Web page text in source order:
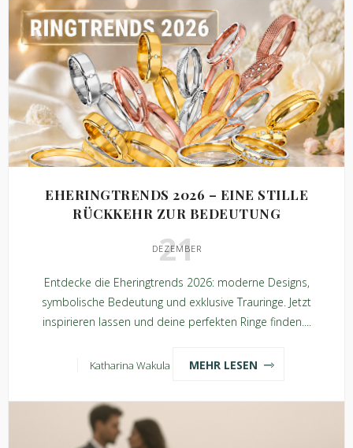
EHERINGTRENDS 2026 – EINE STILLE
RÜCKKEHR ZUR BEDEUTUNG
21
DEZEMBER
Entdecke die Eheringtrends 2026: moderne Designs,
symbolische Bedeutung und exklusive Trauringe. Jetzt
inspirieren lassen und deine perfekten Ringe finden....
Katharina Wakula MEHR LESEN